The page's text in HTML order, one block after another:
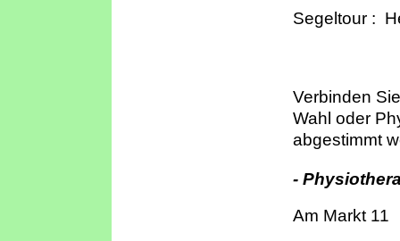
Segeltour :
Verbinden
Wahl oder
abgestimmt
-
Am Markt 11